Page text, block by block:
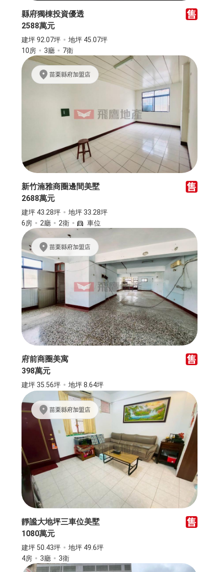
縣府獨棟投資優透
2588萬元
建坪 92.07坪
地坪 45.07坪
10房
3廳 7衛
苗栗縣府加盟店
新竹湳雅商圈邊間美墅
2688萬元
建坪 43.28坪
地坪 33.28坪
6房
2廳 2衛 車位
苗栗縣府加盟店
府前商圈美寓
398萬元
建坪 35.56坪 地坪 8.64坪
苗栗縣府加盟店
靜謐大地坪三車位美墅
1080萬元
建坪 50.43坪
地坪 49.6坪
4房
3廳 3衛